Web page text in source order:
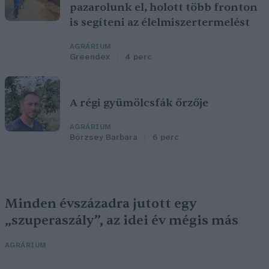
pazarolunk el, holott több fronton
is segíteni az élelmiszertermelést
AGRÁRIUM
Greendex 4 perc
A régi gyümölcsfák őrzője
AGRÁRIUM
Börzsey Barbara 6 perc
Minden évszázadra jutott egy
„szuperaszály”, az idei év mégis más
AGRÁRIUM